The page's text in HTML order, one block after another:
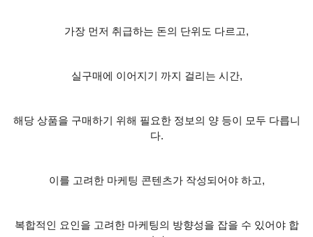
가장 먼저 취급하는 돈의 단위도 다르고,
실구매에 이어지기 까지 걸리는 시간,
해당 상품을 구매하기 위해 필요한 정보의 양 등이 모두 다릅니
다.
이를 고려한 마케팅 콘텐츠가 작성되어야 하고,
복합적인 요인을 고려한 마케팅의 방향성을 잡을 수 있어야 합